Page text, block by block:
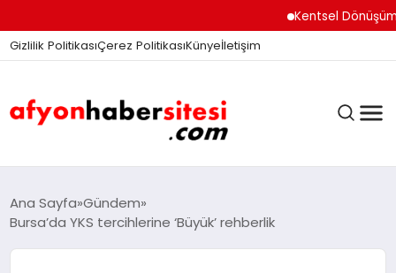
Kentsel Dönüşüm Ofisi
Gizlilik PolitikasıÇerez PolitikasıKünyeİletişim
ANASAYFA
Ana Sayfa Gündem
Bursa’da YKS tercihlerine ‘Büyük’ rehberlik